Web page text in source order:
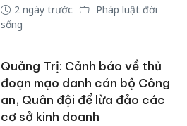
2 ngày trước
Pháp luật đời
sống
Quảng Trị: Cảnh báo về thủ
đoạn mạo danh cán bộ Công
an, Quân đội để lừa đảo các
cơ sở kinh doanh